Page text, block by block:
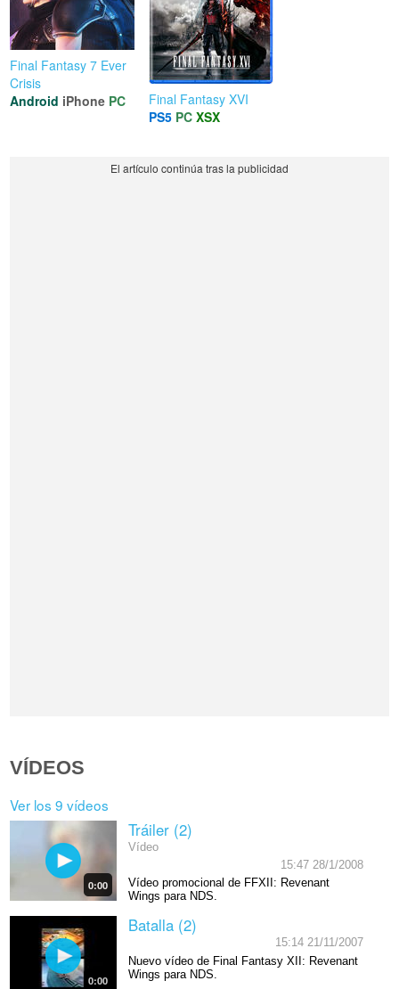
Final Fantasy 7 Ever
Crisis
Android iPhone PC
Final Fantasy XVI
PS5 PC XSX
VÍDEOS
Ver los 9 vídeos
0:00
Tráiler (2)
Vídeo
15:47 28/1/2008
Vídeo promocional de FFXII: Revenant
Wings para NDS.
0:00
Batalla (2)
15:14 21/11/2007
Nuevo vídeo de Final Fantasy XII: Revenant
Wings para NDS.